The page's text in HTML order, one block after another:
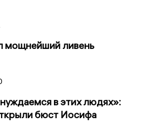
мощнейший ливень
в этих людях»:
бюст Иосифа